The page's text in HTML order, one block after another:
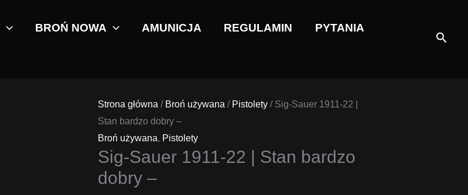
BROŃ NOWA AMUNICJA REGULAMIN
PYTANIA
Strona główna / Broń używana / Pistolety / Sig-Sauer 1911-22 |
Stan bardzo dobry –
Broń używana, Pistolety
Sig-Sauer 1911-22 | Stan bardzo
dobry –